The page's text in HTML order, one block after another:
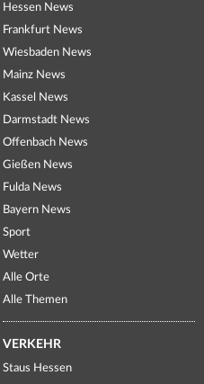
Hessen News
Frankfurt News
Wiesbaden News
Mainz News
Kassel News
Darmstadt News
Offenbach News
Gießen News
Fulda News
Bayern News
Sport
Wetter
Alle Orte
Alle Themen
VERKEHR
Staus Hessen